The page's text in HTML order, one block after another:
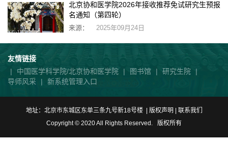
北京协和医学院2026年接收推荐免试研究生预报
名通知（第四轮）
来源： 2025年09月24日
友情链接
|
中国医学科学院/北京协和医学院 | 图书馆 | 研究生院
|
导师风采
| 新系统管理入口
地址：北京市东城区东单三条九号新18号楼 | 版权声明 | 联系我们
Copyright © 2020 All Rights Reserved. 版权所有